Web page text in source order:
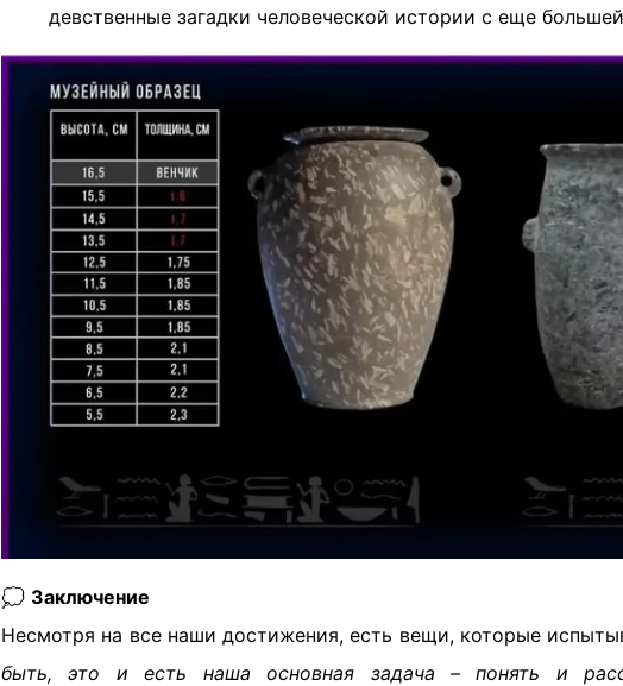
девственные загадки человеческой истории с еще
💭 Заключение
Несмотря на все наши достижения, есть вещи, которые
быть, это и есть наша основная задача – понять и